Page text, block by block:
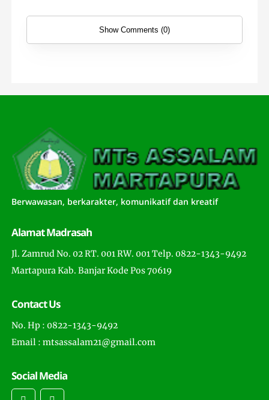
Show Comments (0)
Berwawasan, berkarakter, komunikatif dan kreatif
Alamat Madrasah
Jl. Zamrud No. 02 RT. 001 RW. 001 Telp. 0822-1343-9492
Martapura Kab. Banjar Kode Pos 70619
Contact Us
No. Hp : 0822-1343-9492
Email : mtsassalam21@gmail.com
Social Media